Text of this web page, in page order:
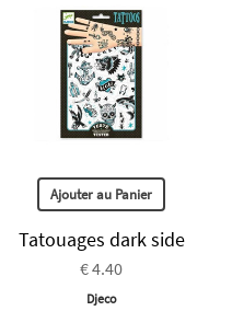
Ajouter au Panier
Tatouages dark side
€ 4.40
Djeco